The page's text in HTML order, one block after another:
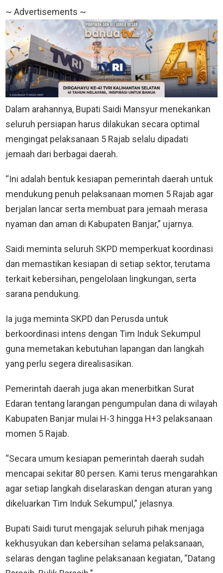
~ Advertisements ~
Dalam arahannya, Bupati Saidi Mansyur menekankan
seluruh persiapan harus dilakukan secara optimal
mengingat pelaksanaan 5 Rajab selalu dipadati
jemaah dari berbagai daerah.
“Ini adalah bentuk kesiapan pemerintah daerah untuk
mendukung penuh pelaksanaan momen 5 Rajab agar
berjalan lancar serta membuat para jemaah merasa
nyaman dan aman di Kabupaten Banjar,” ujarnya.
Saidi meminta seluruh SKPD memperkuat koordinasi
dan memastikan kesiapan di setiap sektor, terutama
terkait kebersihan, pengelolaan lingkungan, serta
sarana pendukung.
Ia juga meminta SKPD dan Perusda untuk
berkoordinasi intens dengan Tim Induk Sekumpul
guna memetakan kebutuhan lapangan dan langkah
yang perlu segera direalisasikan.
Pemerintah daerah juga akan menerbitkan Surat
Edaran tentang larangan pengumpulan dana di wilayah
Kabupaten Banjar mulai H-3 hingga H+3 pelaksanaan
momen 5 Rajab.
“Secara umum kesiapan pemerintah daerah sudah
mencapai sekitar 80 persen. Kami terus mengarahkan
agar setiap langkah diselaraskan dengan aturan yang
dikeluarkan Tim Induk Sekumpul,” jelasnya.
Bupati Saidi turut mengajak seluruh pihak menjaga
kekhusyukan dan kebersihan selama pelaksanaan,
selaras dengan tagline pelaksanaan kegiatan, “Datang